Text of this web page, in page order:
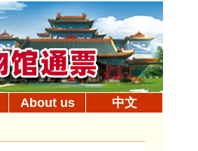
About us 中文